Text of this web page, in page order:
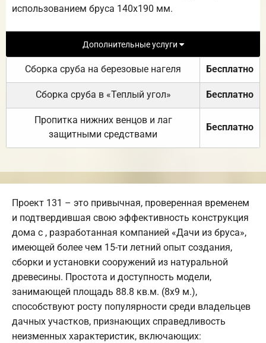
использованием бруса 140х190 мм.
Дополнительные услуги
Сборка сруба на березовые нагеля Бесплатно
Сборка сруба в «Теплый угол» Бесплатно
Пропитка нижних венцов и лаг
защитными средствами
Бесплатно
Проект 131 – это привычная, проверенная временем
и подтвердившая свою эффективность конструкция
дома с , разработанная компанией «Дачи из бруса»,
имеющей более чем 15-ти летний опыт создания,
сборки и установки сооружений из натуральной
древесины. Простота и доступность модели,
занимающей площадь 88.8 кв.м. (8х9 м.),
способствуют росту популярности среди владельцев
дачных участков, признающих справедливость
неизменных характеристик, включающих: